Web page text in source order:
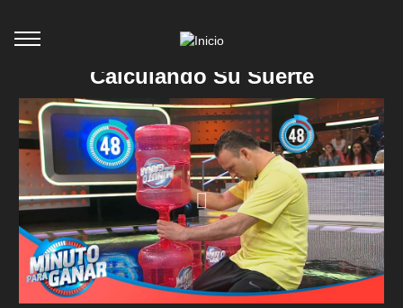
Calculando Su Suerte